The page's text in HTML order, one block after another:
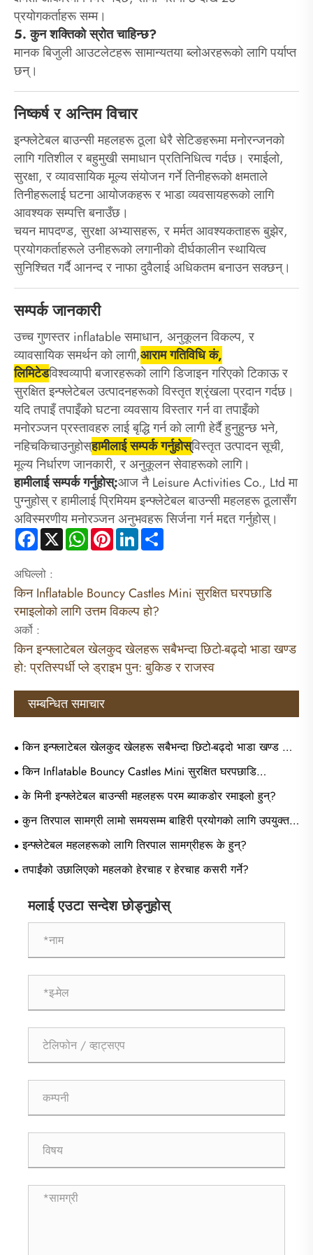
प्रयोगकर्ताहरू सम्म।
5. कुन शक्तिको स्रोत चाहिन्छ?
मानक बिजुली आउटलेटहरू सामान्यतया ब्लोअरहरूको लागि पर्याप्त
छन्।
निष्कर्ष र अन्तिम विचार
इन्फ्लेटेबल बाउन्सी महलहरू ठूला धेरै सेटिङहरूमा मनोरन्जनको
लागि गतिशील र बहुमुखी समाधान प्रतिनिधित्व गर्दछ। रमाईलो,
सुरक्षा, र व्यावसायिक मूल्य संयोजन गर्ने तिनीहरूको क्षमताले
तिनीहरूलाई घटना आयोजकहरू र भाडा व्यवसायहरूको लागि
आवश्यक सम्पत्ति बनाउँछ।
चयन मापदण्ड, सुरक्षा अभ्यासहरू, र मर्मत आवश्यकताहरू बुझेर,
प्रयोगकर्ताहरूले उनीहरूको लगानीको दीर्घकालीन स्थायित्व
सुनिश्चित गर्दै आनन्द र नाफा दुवैलाई अधिकतम बनाउन सक्छन्।
सम्पर्क जानकारी
उच्च गुणस्तर inflatable समाधान, अनुकूलन विकल्प, र
व्यावसायिक समर्थन को लागी,आराम गतिविधि कं,
लिमिटेडविश्वव्यापी बजारहरूको लागि डिजाइन गरिएको टिकाऊ र
सुरक्षित इन्फ्लेटेबल उत्पादनहरूको विस्तृत श्रृंखला प्रदान गर्दछ।
यदि तपाइँ तपाइँको घटना व्यवसाय विस्तार गर्न वा तपाइँको
मनोरञ्जन प्रस्तावहरु लाई बृद्धि गर्न को लागी हेर्दै हुनुहुन्छ भने,
नहिचकिचाउनुहोस्हामीलाई सम्पर्क गर्नुहोस्विस्तृत उत्पादन सूची,
मूल्य निर्धारण जानकारी, र अनुकूलन सेवाहरूको लागि।
हामीलाई सम्पर्क गर्नुहोस्:आज नै Leisure Activities Co., Ltd मा
पुग्नुहोस् र हामीलाई प्रिमियम इन्फ्लेटेबल बाउन्सी महलहरू ठूलासँग
अविस्मरणीय मनोरञ्जन अनुभवहरू सिर्जना गर्न मद्दत गर्नुहोस्।
Facebook
X WhatsApp
PinterestLinkedIn
अघिल्लो :
किन Inflatable Bouncy Castles Mini सुरक्षित घरपछाडि
रमाइलोको लागि उत्तम विकल्प हो?
अर्को :
किन इन्फ्लाटेबल खेलकुद खेलहरू सबैभन्दा छिटो-बढ्दो भाडा खण्ड
हो: प्रतिस्पर्धी प्ले ड्राइभ पुन: बुकिङ र राजस्व
सम्बन्धित समाचार
किन इन्फ्लाटेबल खेलकुद खेलहरू सबैभन्दा छिटो-बढ्दो भाडा खण्ड हो:
प्रतिस्पर्धी प्ले ड्राइभ पुन: बुकिङ र राजस्व
किन Inflatable Bouncy Castles Mini सुरक्षित घरपछाडि
रमाइलोको लागि उत्तम विकल्प हो?
के मिनी इन्फ्लेटेबल बाउन्सी महलहरू परम ब्याकडोर रमाइलो हुन्?
कुन तिरपाल सामग्री लामो समयसम्म बाहिरी प्रयोगको लागि उपयुक्त
छ?
इन्फ्लेटेबल महलहरूको लागि तिरपाल सामग्रीहरू के हुन्?
तपाईंको उछालिएको महलको हेरचाह र हेरचाह कसरी गर्ने?
मलाई एउटा सन्देश छोड्नुहोस्